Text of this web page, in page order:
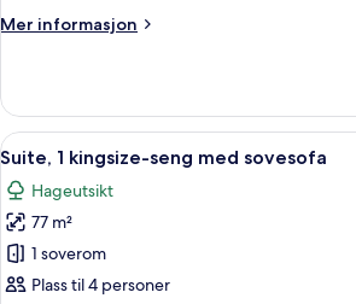
Mer informasjon
Mer
1
soverom,
peis
Åpne
alle
bildene
av
Suite,
1
Suite, 1
10
Suite, 1 kingsize-seng med sovesofa
Hageutsikt
77 m²
1 soverom
Plass til 4 personer